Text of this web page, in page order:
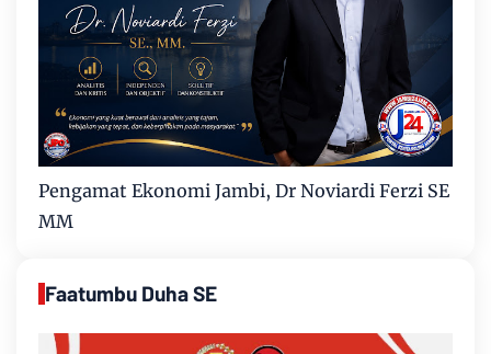
Pengamat Ekonomi Jambi, Dr Noviardi Ferzi SE
MM
Faatumbu Duha SE